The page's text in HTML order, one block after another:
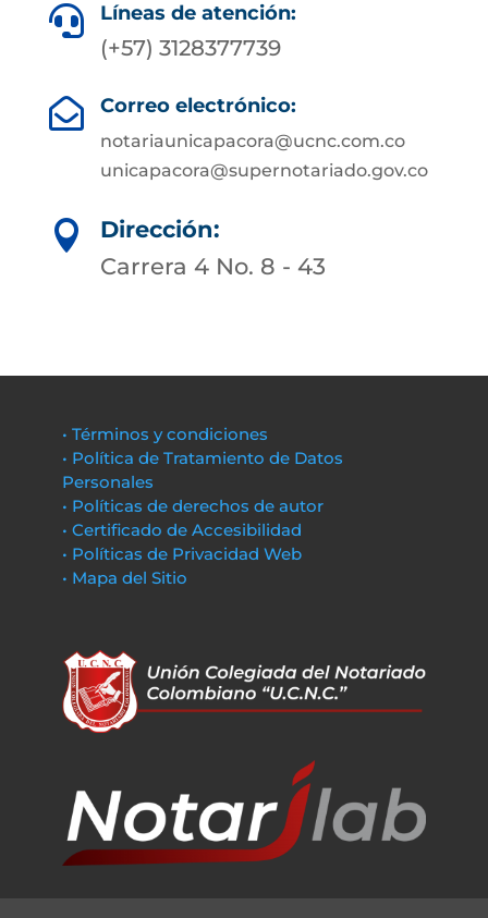
 Líneas de atención:
(+57) 3128377739
 Correo electrónico:
notariaunicapacora@ucnc.com.co
unicapacora@supernotariado.gov.co

Dirección:
Carrera 4 No. 8 - 43
• Términos y condiciones
• Política de Tratamiento de Datos
Personales
• Políticas de derechos de autor
• Certificado de Accesibilidad
• Políticas de Privacidad Web
• Mapa del Sitio